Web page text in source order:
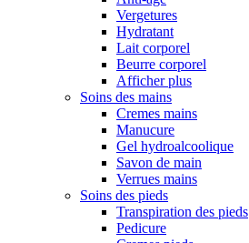
Vergetures
Hydratant
Lait corporel
Beurre corporel
Afficher plus
Soins des mains
Cremes mains
Manucure
Gel hydroalcoolique
Savon de main
Verrues mains
Soins des pieds
Transpiration des pieds
Pedicure